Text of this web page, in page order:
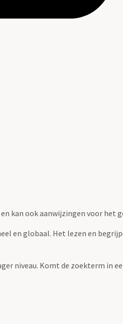
kan ook aanwijzingen voor het
en globaal. Het lezen en
niveau. Komt de zoekterm in